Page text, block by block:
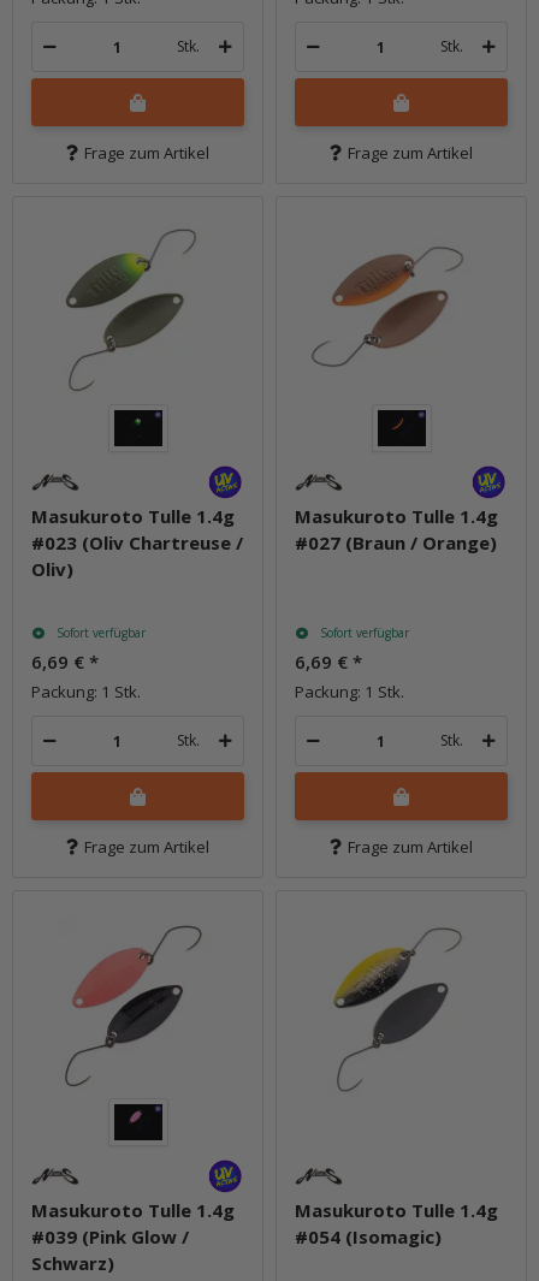
Stk.
Frage zum Artikel
Stk.
Frage zum Artikel
Masukuroto Tulle 1.4g
#023 (Oliv Chartreuse /
Oliv)
Sofort verfügbar
6,69 € *
Packung: 1 Stk.
Stk.
Frage zum Artikel
Masukuroto Tulle 1.4g
#027 (Braun / Orange)
Sofort verfügbar
6,69 € *
Packung: 1 Stk.
Stk.
Frage zum Artikel
Masukuroto Tulle 1.4g
#039 (Pink Glow /
Schwarz)
Masukuroto Tulle 1.4g
#054 (Isomagic)